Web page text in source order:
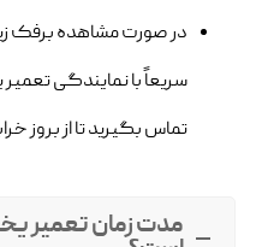
در صورت مشاهده برفک
سریعاً با نمایندگی تعمیر
تماس بگیرید تا از بروز
مدت زمان تعمیر